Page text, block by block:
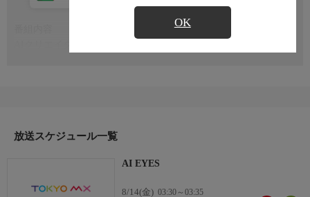
OK
おしらせ
【X(旧Twitter)】ai_eyes_project
放送スケジュール一覧
AI EYES
8/14(金) 03:30～03:35